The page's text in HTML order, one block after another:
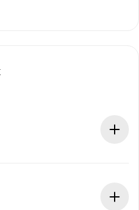
Informationen im Voraus.